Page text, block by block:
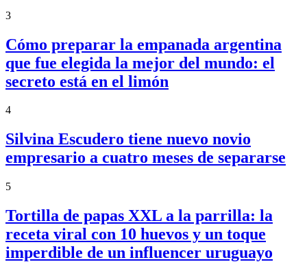
3
Cómo preparar la empanada argentina
que fue elegida la mejor del mundo: el
secreto está en el limón
4
Silvina Escudero tiene nuevo novio
empresario a cuatro meses de separarse
5
Tortilla de papas XXL a la parrilla: la
receta viral con 10 huevos y un toque
imperdible de un influencer uruguayo